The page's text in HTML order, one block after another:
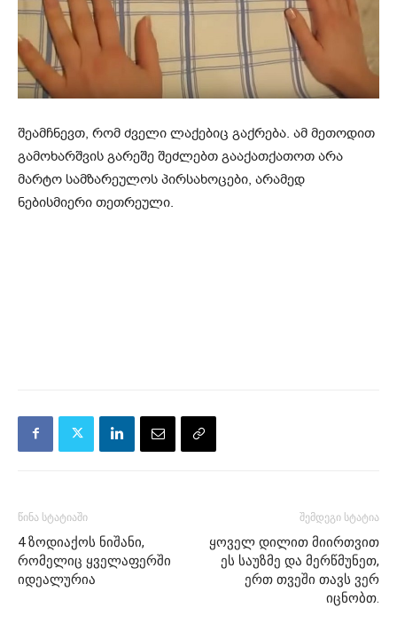
შეამჩნევთ, რომ ძველი ლაქებიც გაქრება. ამ მეთოდით
გამოხარშვის გარეშე შეძლებთ გააქათქათოთ არა
მარტო სამზარეულოს პირსახოცები, არამედ
ნებისმიერი თეთრეული.
წინა სტატიაში
4 ზოდიაქოს ნიშანი,
რომელიც ყველაფერში
იდეალურია
შემდეგი სტატია
ყოველ დილით მიირთვით
ეს საუზმე და მერწმუნეთ,
ერთ თვეში თავს ვერ
იცნობთ.